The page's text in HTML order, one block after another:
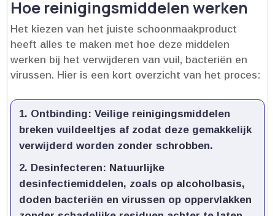
Hoe reinigingsmiddelen werken
Het kiezen van het juiste schoonmaakproduct
heeft alles te maken met hoe deze middelen
werken bij het verwijderen van vuil, bacteriën en
virussen.​ Hier is een kort overzicht van het proces:
Ontbinding: Veilige reinigingsmiddelen
breken vuildeeltjes af zodat deze gemakkelijk
verwijderd worden zonder schrobben.​
Desinfecteren: Natuurlijke
desinfectiemiddelen, zoals op alcoholbasis,
doden bacteriën en virussen op oppervlakken